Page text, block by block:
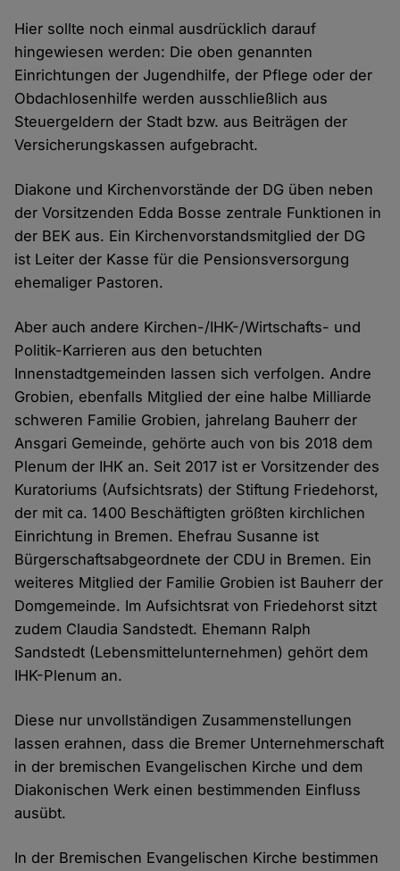
Hier sollte noch einmal ausdrücklich darauf
hingewiesen werden: Die oben genannten
Einrichtungen der Jugendhilfe, der Pflege oder der
Obdachlosenhilfe werden ausschließlich aus
Steuergeldern der Stadt bzw. aus Beiträgen der
Versicherungskassen aufgebracht.
Diakone und Kirchenvorstände der DG üben neben
der Vorsitzenden Edda Bosse zentrale Funktionen in
der BEK aus. Ein Kirchenvorstandsmitglied der DG
ist Leiter der Kasse für die Pensionsversorgung
ehemaliger Pastoren.
Aber auch andere Kirchen-/IHK-/Wirtschafts- und
Politik-Karrieren aus den betuchten
Innenstadtgemeinden lassen sich verfolgen. Andre
Grobien, ebenfalls Mitglied der eine halbe Milliarde
schweren Familie Grobien, jahrelang Bauherr der
Ansgari Gemeinde, gehörte auch von bis 2018 dem
Plenum der IHK an. Seit 2017 ist er Vorsitzender des
Kuratoriums (Aufsichtsrats) der Stiftung Friedehorst,
der mit ca. 1400 Beschäftigten größten kirchlichen
Einrichtung in Bremen. Ehefrau Susanne ist
Bürgerschaftsabgeordnete der CDU in Bremen. Ein
weiteres Mitglied der Familie Grobien ist Bauherr der
Domgemeinde. Im Aufsichtsrat von Friedehorst sitzt
zudem Claudia Sandstedt. Ehemann Ralph
Sandstedt (Lebensmittelunternehmen) gehört dem
IHK-Plenum an.
Diese nur unvollständigen Zusammenstellungen
lassen erahnen, dass die Bremer Unternehmerschaft
in der bremischen Evangelischen Kirche und dem
Diakonischen Werk einen bestimmenden Einfluss
ausübt.
In der Bremischen Evangelischen Kirche bestimmen